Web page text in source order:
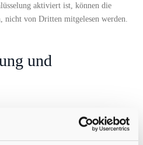
aktiviert ist, können die
nicht von Dritten mitgelesen werden.
und
über Ihre gespeicherten
Herkunft und Empfänger und den